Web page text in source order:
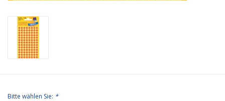
Bitte wählen Sie: *